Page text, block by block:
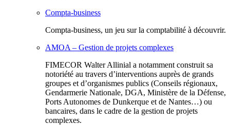
Compta-business
Compta-business, un jeu sur la comptabilité à découvrir.
AMOA – Gestion de projets complexes
FIMECOR Walter Allinial a notamment construit sa
notoriété au travers d’interventions auprès de grands
groupes et d’organismes publics (Conseils régionaux,
Gendarmerie Nationale, DGA, Ministère de la Défense,
Ports Autonomes de Dunkerque et de Nantes…) ou
bancaires, dans le cadre de la gestion de projets
complexes.